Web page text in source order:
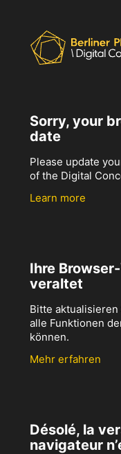
Sorry, your
date
Please update
of the Digital
Learn more
Ihre
veraltet
Bitte
alle Funktionen
können.
Mehr erfahren
Désolé, la
navigateur